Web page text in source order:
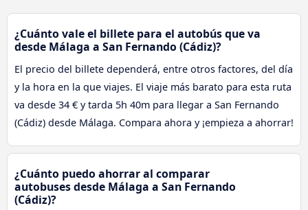
¿Cuánto vale el billete para el autobús que va
desde Málaga a San Fernando (Cádiz)?
El precio del billete dependerá, entre otros factores, del día
y la hora en la que viajes. El viaje más barato para esta ruta
va desde 34 € y tarda 5h 40m para llegar a San Fernando
(Cádiz) desde Málaga. Compara ahora y ¡empieza a ahorrar!
¿Cuánto puedo ahorrar al comparar
autobuses desde Málaga a San Fernando
(Cádiz)?